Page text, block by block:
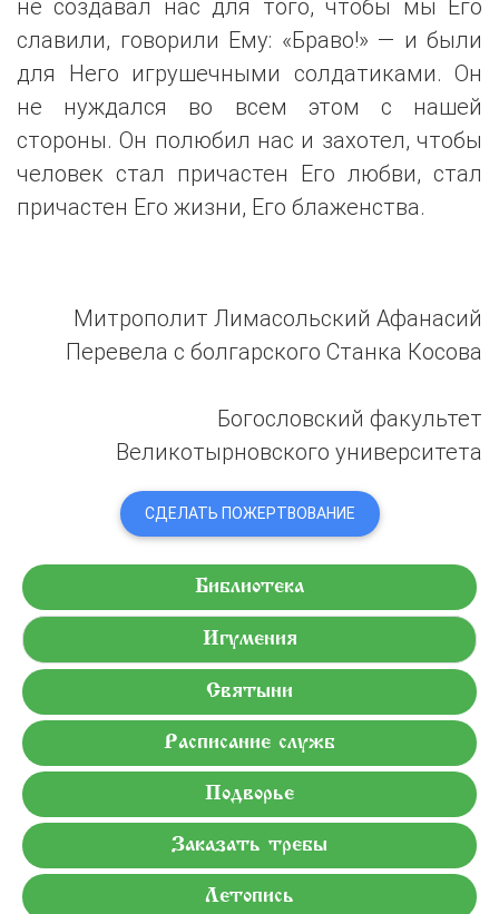
не создавал нас для того, чтобы мы Его
славили, говорили Ему: «Браво!» — и были
для Него игрушечными солдатиками. Он
не нуждался во всем этом с нашей
стороны. Он полюбил нас и захотел, чтобы
человек стал причастен Его любви, стал
причастен Его жизни, Его блаженства.
Митрополит Лимасольский Афанасий
Перевела с болгарского Станка Косова
Богословский факультет
Великотырновского университета
СДЕЛАТЬ ПОЖЕРТВОВАНИЕ
Библиотека
Игумения
Святыни
Расписание служб
Подворье
Заказать требы
Летопись